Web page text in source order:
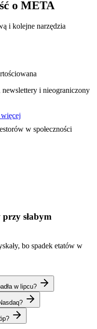
o META
i kolejne narzędzia
newslettery i nieograniczony
w społeczności
słabym
bo spadek etatów w
w lipcu?